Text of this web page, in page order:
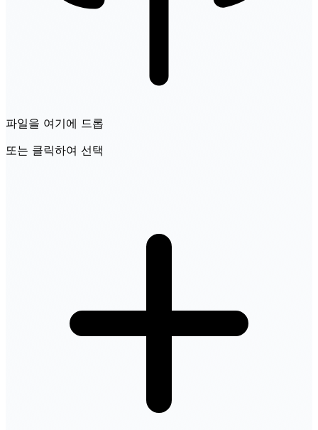
파일을 여기에 드롭
또는 클릭하여 선택